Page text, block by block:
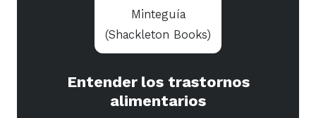
Entender los trastornos
alimentarios